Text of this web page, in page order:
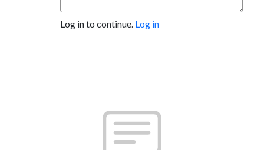
Log in to continue. Log in